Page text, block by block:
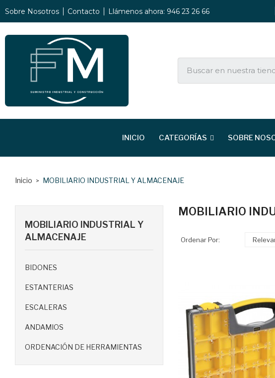
Sobre Nosotros Contacto Llámenos ahora: 946 23 26 66
INICIO CATEGORÍAS SOBRE
Inicio MOBILIARIO INDUSTRIAL Y ALMACENAJE
MOBILIARIO INDUSTRIAL Y
ALMACENAJE
BIDONES
ESTANTERIAS
ESCALERAS
ANDAMIOS
ORDENACIÓN DE HERRAMIENTAS
MOBILIARIO
Ordenar Por: